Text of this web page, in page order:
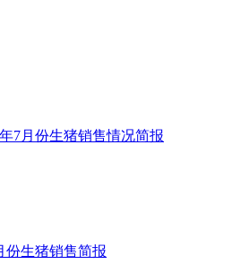
7月份生猪销售情况简报
份生猪销售简报